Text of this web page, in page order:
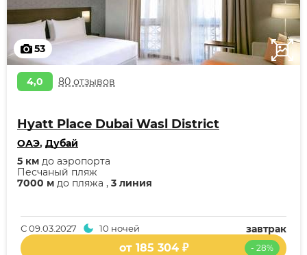
53
4,0 80 отзывов
Hyatt Place Dubai Wasl District
ОАЭ, Дубай
7000 м до пляжа , 3 линия
Песчаный пляж
5 км до аэропорта
завтрак
С09.03.2027 10 ночей
- 28%
от 185 304 ₽